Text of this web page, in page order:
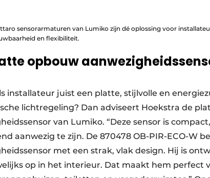
sensorarmaturen van Lumiko zijn dé oplossing voor
en flexibiliteit.
opbouw
installateur juist een platte, stijlvolle en
lichtregeling? Dan adviseert Hoekstra de
van Lumiko. “Deze sensor is
aanwezig te zijn. De 870478 OB-PIR-ECO-W
met een strak, vlak design. Hij is
op in het interieur. Dat maakt hem perfect